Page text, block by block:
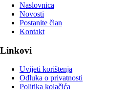
Naslovnica
Novosti
Postanite član
Kontakt
Linkovi
Uvijeti korištenja
Odluka o privatnosti
Politika kolačića